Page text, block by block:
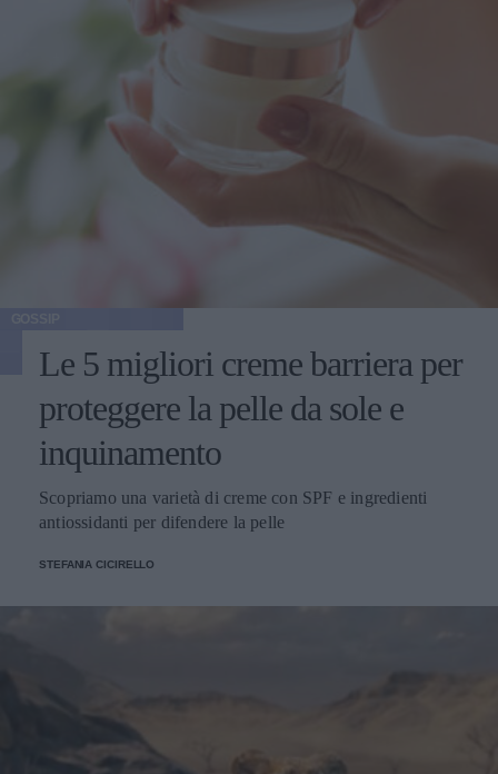
Le 5 migliori creme barriera per
proteggere la pelle da sole e
inquinamento
Scopriamo una varietà di creme con SPF e ingredienti
antiossidanti per difendere la pelle
STEFANIA CICIRELLO